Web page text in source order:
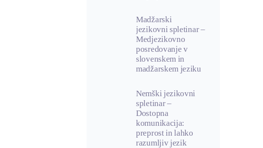
Madžarski
jezikovni spletinar –
Medjezikovno
posredovanje v
slovenskem in
madžarskem jeziku
Nemški jezikovni
spletinar –
Dostopna
komunikacija:
preprost in lahko
razumljiv jezik